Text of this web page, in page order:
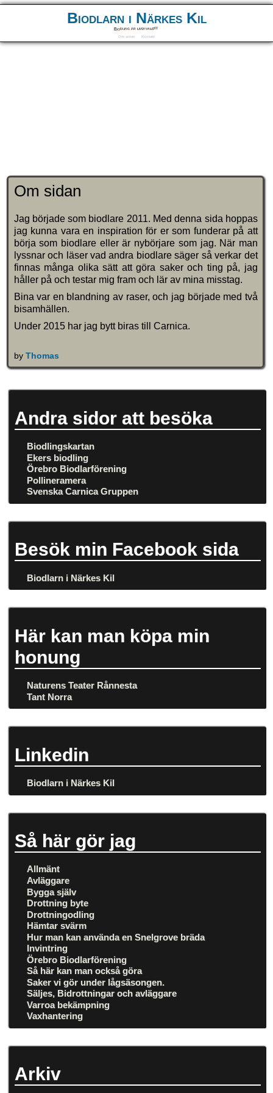
Biodlarn i Närkes Kil
Biodling är livskvalitet
Om sidan Kontakt
Om sidan
Jag började som biodlare 2011. Med denna sida hoppas
jag kunna vara en inspiration för er som funderar på att
börja som biodlare eller är nybörjare som jag. När man
lyssnar och läser vad andra biodlare säger så verkar det
finnas många olika sätt att göra saker och ting på, jag
håller på och testar mig fram och lär av mina misstag.
Bina var en blandning av raser, och jag började med två
bisamhällen.
Under 2015 har jag bytt biras till Carnica.
by Thomas
Andra sidor att besöka
Biodlingskartan
Ekers biodling
Örebro Biodlarförening
Pollineramera
Svenska Carnica Gruppen
Besök min Facebook sida
Biodlarn i Närkes Kil
Här kan man köpa min
honung
Naturens Teater Rånnesta
Tant Norra
Linkedin
Biodlarn i Närkes Kil
Så här gör jag
Allmänt
Avläggare
Bygga själv
Drottning byte
Drottningodling
Hämtar svärm
Hur man kan använda en Snelgrove bräda
Invintring
Örebro Biodlarförening
Så här kan man också göra
Saker vi gör under lågsäsongen.
Säljes, Bidrottningar och avläggare
Varroa bekämpning
Vaxhantering
Arkiv